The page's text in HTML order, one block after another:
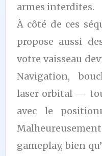
armes interdites.
À côté de ces
propose aussi
votre vaisseau
Navigation,
laser orbital —
avec le
gameplay, bien